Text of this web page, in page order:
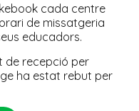
cada centre
de missatgeria
educadors.
de recepció per
ha estat rebut per